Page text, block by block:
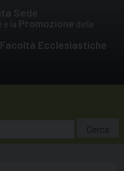
e la Promozione della
Facoltà Ecclesiastiche